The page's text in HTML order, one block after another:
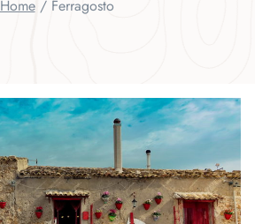
Home / Ferragosto